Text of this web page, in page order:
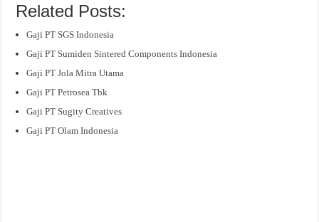
Related Posts:
Gaji PT SGS Indonesia
Gaji PT Sumiden Sintered Components Indonesia
Gaji PT Jola Mitra Utama
Gaji PT Petrosea Tbk
Gaji PT Sugity Creatives
Gaji PT Olam Indonesia